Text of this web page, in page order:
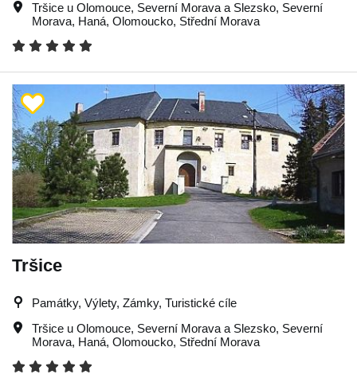
Tršice u Olomouce, Severní Morava a Slezsko, Severní
Morava, Haná, Olomoucko, Střední Morava
Tršice
Památky, Výlety, Zámky, Turistické cíle
Tršice u Olomouce, Severní Morava a Slezsko, Severní
Morava, Haná, Olomoucko, Střední Morava